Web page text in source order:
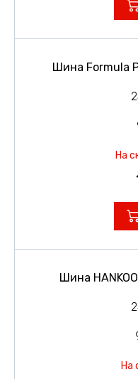
Шина Formula
На
Шина
На